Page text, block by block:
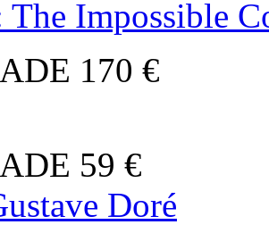
The Impossible
170 €
59 €
Doré